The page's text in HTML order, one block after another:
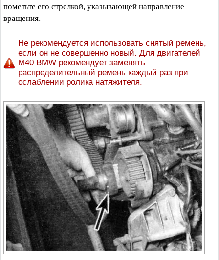
пометьте его стрелкой, указывающей направление
вращения.
Не рекомендуется использовать снятый ремень,
если он не совершенно новый. Для двигателей
М40 BMW рекомендует заменять
распределительный ремень каждый раз при
ослаблении ролика натяжителя.